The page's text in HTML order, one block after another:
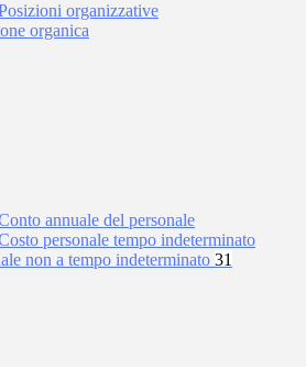
organizzative
organica
annuale del personale
personale tempo indeterminato
non a tempo indeterminato 31